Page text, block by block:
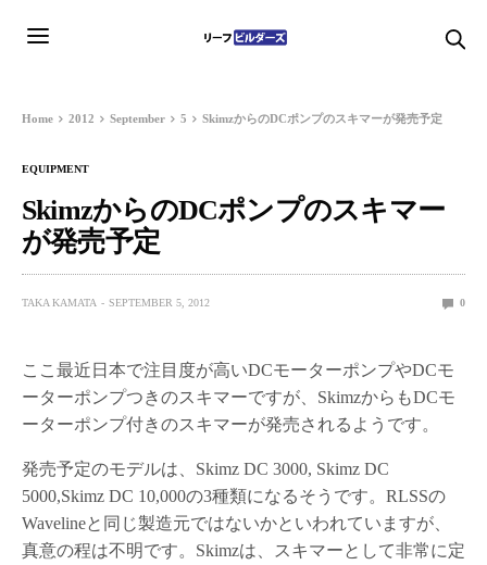
Home 2012 September 5 SkimzからのDCポンプのスキマーが発売予定
EQUIPMENT
SkimzからのDCポンプのスキマー
が発売予定
TAKA KAMATA SEPTEMBER 5, 2012 0
ここ最近日本で注目度が高いDCモーターポンプやDCモ
ーターポンプつきのスキマーですが、SkimzからもDCモ
ーターポンプ付きのスキマーが発売されるようです。
発売予定のモデルは、Skimz DC 3000, Skimz DC
5000,Skimz DC 10,000の3種類になるそうです。RLSSの
Wavelineと同じ製造元ではないかといわれていますが、
真意の程は不明です。Skimzは、スキマーとして非常に定